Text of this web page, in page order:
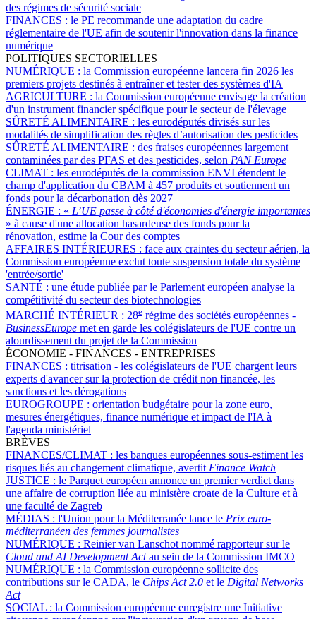
des régimes de sécurité sociale
FINANCES : le PE recommande une adaptation du cadre
réglementaire de l'UE afin de soutenir l'innovation dans la finance
numérique
POLITIQUES SECTORIELLES
NUMÉRIQUE : la Commission européenne lancera fin 2026 les
premiers projets destinés à entraîner et tester des systèmes d'IA
AGRICULTURE : la Commission européenne envisage la création
d'un instrument financier spécifique pour le secteur de l'élevage
SÛRETÉ ALIMENTAIRE : les eurodéputés divisés sur les
modalités de simplification des règles d’autorisation des pesticides
SÛRETÉ ALIMENTAIRE : des fraises européennes largement
contaminées par des PFAS et des pesticides, selon PAN Europe
CLIMAT : les eurodéputés de la commission ENVI étendent le
champ d'application du CBAM à 457 produits et soutiennent un
fonds pour la décarbonation dès 2027
ÉNERGIE : « L’UE passe à côté d'économies d'énergie importantes
» à cause d'une allocation hasardeuse des fonds pour la
rénovation, estime la Cour des comptes
AFFAIRES INTÉRIEURES : face aux craintes du secteur aérien, la
Commission européenne exclut toute suspension totale du système
'entrée/sortie'
SANTÉ : une étude publiée par le Parlement européen analyse la
compétitivité du secteur des biotechnologies
MARCHÉ INTÉRIEUR : 28e régime des sociétés européennes -
BusinessEurope met en garde les colégislateurs de l'UE contre un
alourdissement du projet de la Commission
ÉCONOMIE - FINANCES - ENTREPRISES
FINANCES : titrisation - les colégislateurs de l'UE chargent leurs
experts d'avancer sur la protection de crédit non financée, les
sanctions et les dérogations
EUROGROUPE : orientation budgétaire pour la zone euro,
mesures énergétiques, finance numérique et impact de l'IA à
l'agenda ministériel
BRÈVES
FINANCES/CLIMAT : les banques européennes sous-estiment les
risques liés au changement climatique, avertit Finance Watch
JUSTICE : le Parquet européen annonce un premier verdict dans
une affaire de corruption liée au ministère croate de la Culture et à
une faculté de Zagreb
MÉDIAS : l'Union pour la Méditerranée lance le Prix euro-
méditerranéen des femmes journalistes
NUMÉRIQUE : Reinier van Lanschot nommé rapporteur sur le
Cloud and AI Development Actau sein de la Commission IMCO
NUMÉRIQUE : la Commission européenne sollicite des
contributions sur le CADA, le Chips Act 2.0 et le Digital Networks
Act
SOCIAL : la Commission européenne enregistre une Initiative